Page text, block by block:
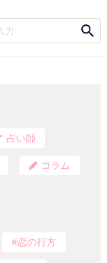
占い師
コラム
恋の行方